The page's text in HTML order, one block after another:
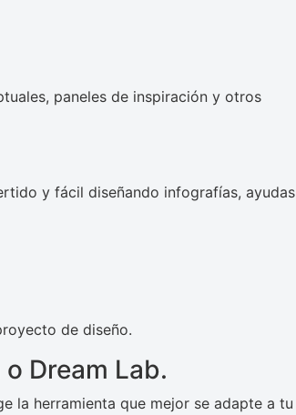
paneles de inspiración y otros
y fácil diseñando infografías, ayudas
de diseño.
Dream Lab.
la herramienta que mejor se adapte a tu